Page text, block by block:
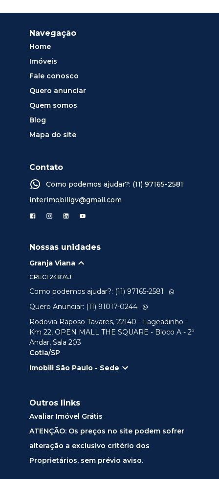
Navegação
Home
Imóveis
Fale conosco
Quero anunciar
Quem somos
Blog
Mapa do site
Contato
Como podemos ajudar?: (11) 97165-2581
interimobiligv@gmail.com
Nossas unidades
Granja Viana
CRECI 24874J
Como podemos ajudar?: (11) 97165-2581
Quero Anunciar: (11) 91017-0244
Rodovia Raposo Tavares, 22140 - Lageadinho -
Km 22, OPEN MALL THE SQUARE - Bloco A - 2º
Andar, Sala 203
Cotia/SP
Imobili São Paulo - Sede
Outros links
Avaliar Imóvel Grátis
ATENÇÃO: Os preços no site podem sofrer
alteração a exclusivo critério dos
Proprietários, sem prévio aviso.